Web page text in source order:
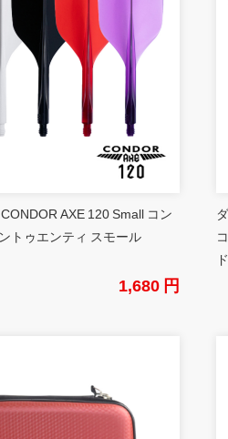
AXE 120 Small コン
トゥエンティ スモール
1,680 円